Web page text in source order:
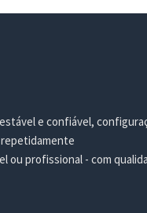
e confiável,
ou profissional - com